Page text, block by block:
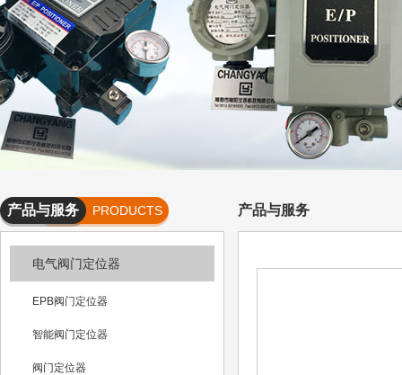
产品与服务
PRODUCTS
SERVICES
电气阀门定位器
EPB阀门定位器
智能阀门定位器
阀门定位器
产品与服务